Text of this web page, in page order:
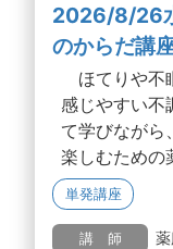
2026/8/26
のからだ講
ほてりや不
感じやすい不
て学びながら
楽しむための
単発講座
講 師